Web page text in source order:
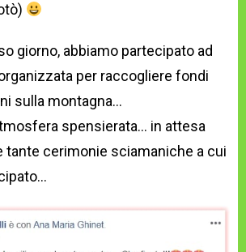
giorno, abbiamo partecipato ad
per raccogliere fondi
sulla montagna…
spensierata… in attesa
tante cerimonie sciamaniche a cui